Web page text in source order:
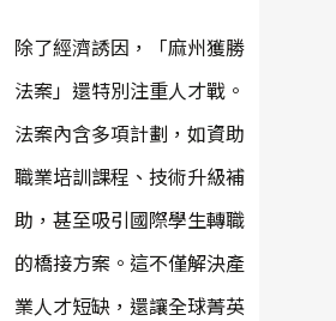
除了經濟誘因，「麻州獲勝
法案」還特別注重人才戰。
法案內含多項計劃，如資助
職業培訓課程、技術升級補
助，甚至吸引國際學生轉職
的橋接方案。這不僅解決產
業人才短缺，還讓全球菁英